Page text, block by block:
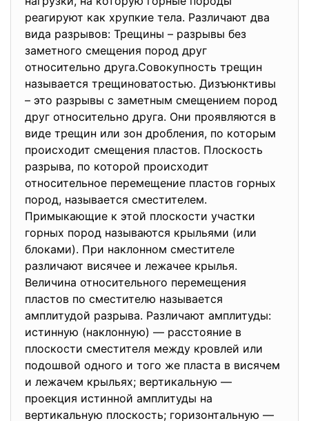
реагируют как хрупкие тела. Различают два
вида разрывов: Трещины – разрывы без
заметного смещения пород друг
относительно друга.Совокупность трещин
называется трещиноватостью. Дизъюнктивы
– это разрывы с заметным смещением пород
друг относительно друга. Они проявляются в
виде трещин или зон дробления, по которым
происходит смещения пластов. Плоскость
разрыва, по которой происходит
относительное перемещение пластов горных
пород, называется сместителем.
Примыкающие к этой плоскости участки
горных пород называются крыльями (или
блоками). При наклонном сместителе
различают висячее и лежачее крылья.
Величина относительного перемещения
пластов по сместителю называется
амплитудой разрыва. Различают амплитуды:
истинную (наклонную) — расстояние в
плоскости сместителя между кровлей или
подошвой одного и того же пласта в висячем
и лежачем крыльях; вертикальную —
проекция истинной амплитуды на
вертикальную плоскость; горизонтальную —